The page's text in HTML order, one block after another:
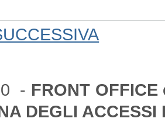
- FRONT
DEGLI